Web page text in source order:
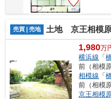
売買 | 売地 土地 京王相模原線 JR
1,980万
横浜線 「
前（相模
相模線 「
前（相模
京王相模